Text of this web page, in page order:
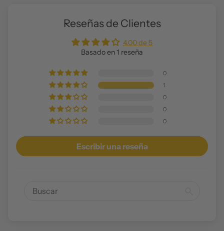
Reseñas de Clientes
4.00 de 5
Basado en 1 reseña
0
1
0
0
0
Escribir una reseña